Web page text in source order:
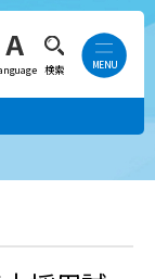
検索